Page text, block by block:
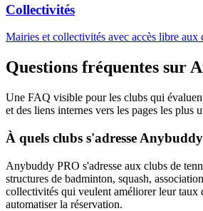
Collectivités
Mairies et collectivités avec accès libre aux
Questions fréquentes sur
Une FAQ visible pour les clubs qui
et des liens internes vers les pages les plus
À quels clubs s'adresse
Anybuddy PRO s'adresse aux clubs de
structures de badminton, squash,
collectivités qui veulent améliorer leur taux
automatiser la réservation.